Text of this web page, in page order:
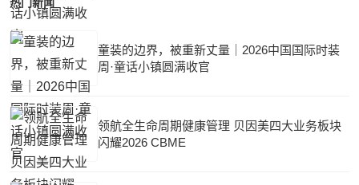
童装的边界，被重新丈量｜2026中国国际时装
周·童话小镇圆满收官
领航全生命周期健康管理 贝因美四大业务板块
闪耀2026 CBME